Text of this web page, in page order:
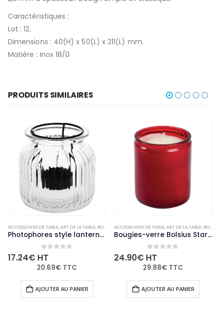
Caractéristiques :
Lot : 12.
Dimensions : 40(H) x 50(L) x 211(L) mm.
Matière : Inox 18/0
PRODUITS SIMILAIRES
,NON-PALETTISABLE
ACCESSOIRES DE TABLE,ART DE LA TABLE, BOUGIES ET PHOTOPHORES ,NON-PALETTISABLE
Photophores style lanterne Olympia (lot de 6)
0out of 5
17.24€ HT
20.69€ TTC
AJOUTER AU PANIER
ACCESSOIRES DE TABLE,ART DE LA TABLE, BOUGIES ET PHOTOPHORES
Bougies-verre Bolsius Starlight rouges (lot de 8)
0out of 5
24.90€ HT
29.88€ TTC
AJOUTER AU PANIER